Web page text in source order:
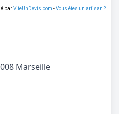
parViteUnDevis.com -Vous êtes un artisan ?
Marseille